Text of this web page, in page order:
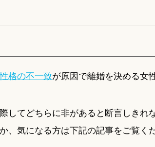
性格の不一致が原因で離婚を決める女
してどちらに非があると断言しきれ
、気になる方は下記の記事をご覧くだ